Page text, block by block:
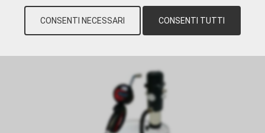
LUBRIFICAZIONE › OLIO › POMPE ›
PNEUMATICHE › SISTEMI PER FUSTI ›
CONSENTI NECESSARI CONSENTI TUTTI